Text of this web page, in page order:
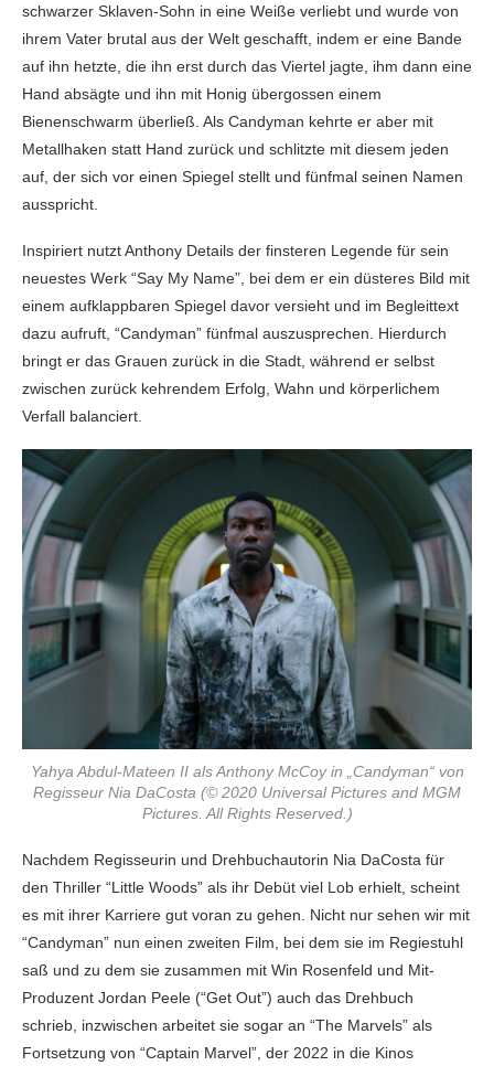
schwarzer Sklaven-Sohn in eine Weiße verliebt und wurde von
ihrem Vater brutal aus der Welt geschafft, indem er eine Bande
auf ihn hetzte, die ihn erst durch das Viertel jagte, ihm dann eine
Hand absägte und ihn mit Honig übergossen einem
Bienenschwarm überließ. Als Candyman kehrte er aber mit
Metallhaken statt Hand zurück und schlitzte mit diesem jeden
auf, der sich vor einen Spiegel stellt und fünfmal seinen Namen
ausspricht.
Inspiriert nutzt Anthony Details der finsteren Legende für sein
neuestes Werk “Say My Name”, bei dem er ein düsteres Bild mit
einem aufklappbaren Spiegel davor versieht und im Begleittext
dazu aufruft, “Candyman” fünfmal auszusprechen. Hierdurch
bringt er das Grauen zurück in die Stadt, während er selbst
zwischen zurück kehrendem Erfolg, Wahn und körperlichem
Verfall balanciert.
Yahya Abdul-Mateen II als Anthony McCoy in „Candyman“ von
Regisseur Nia DaCosta (© 2020 Universal Pictures and MGM
Pictures. All Rights Reserved.)
Nachdem Regisseurin und Drehbuchautorin Nia DaCosta für
den Thriller “Little Woods” als ihr Debüt viel Lob erhielt, scheint
es mit ihrer Karriere gut voran zu gehen. Nicht nur sehen wir mit
“Candyman” nun einen zweiten Film, bei dem sie im Regiestuhl
saß und zu dem sie zusammen mit Win Rosenfeld und Mit-
Produzent Jordan Peele (“Get Out”) auch das Drehbuch
schrieb, inzwischen arbeitet sie sogar an “The Marvels” als
Fortsetzung von “Captain Marvel”, der 2022 in die Kinos